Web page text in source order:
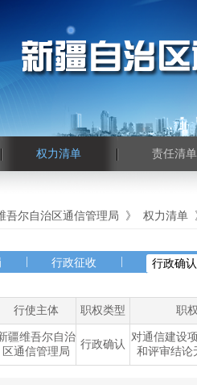
权力清单 责任清单
吾尔自治区通信管理局 》 权力清单
行政征收 行政确认
行使主体 职权类型 职
疆维吾尔自治
区通信管理局
行政确认
对通信建设
和评审结论